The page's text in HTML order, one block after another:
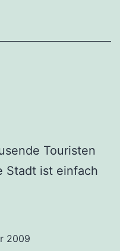
Touristen
Stadt ist einfach
2009